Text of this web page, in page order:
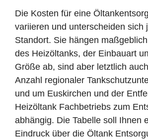
Die Kosten für eine
variieren und unterscheiden sich
Standort. Sie hängen
des Heizöltanks, der Einbauart
Größe ab, sind aber letztlich
Anzahl regionaler
und um Euskirchen und der
Heizöltank Fachbetriebs zum
abhängig. Die Tabelle soll Ihnen
Eindruck über die Öltank